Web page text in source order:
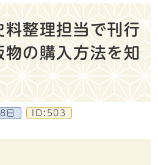
料整理担当で刊行
物の購入方法を知
日 ID:503